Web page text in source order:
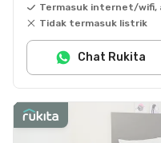
Termasuk internet/wifi,
Tidak termasuk listrik
Chat Rukita